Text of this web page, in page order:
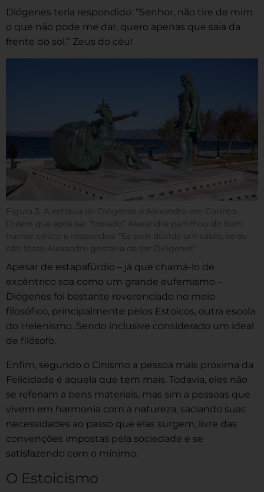
Diógenes teria respondido: “Senhor, não tire de mim
o que não pode me dar, quero apenas que saia da
frente do sol.” Zeus do céu!
Figura 3. A estátua de Diógenes e Alexandre em Corinto.
Dizem que após ser “trolado” Alexandre partilhou do bom
humor cínico e respondeu: “És sem dúvida um sábio, se eu
não fosse Alexandre gostaria de ser Diógenes”.
Apesar de estapafúrdio – já que chamá-lo de
excêntrico soa como um grande eufemismo –
Diógenes foi bastante reverenciado no meio
filosófico, principalmente pelos Estoicos, outra escola
do Helenismo. Sendo inclusive considerado um ideal
de filósofo.
Enfim, segundo o Cinismo a pessoa mais próxima da
Felicidade é aquela que tem mais. Todavia, eles não
se referiam a bens materiais, mas sim a pessoas que
vivem em harmonia com a natureza, saciando suas
necessidades ao passo que elas surgem, livre das
convenções impostas pela sociedade e se
satisfazendo com o mínimo.
O Estoicismo